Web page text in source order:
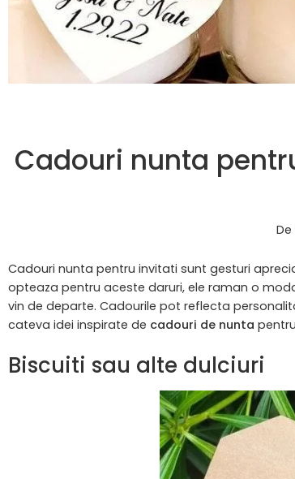
Cadouri nunta
De
Cadouri nunta pentru invitati sunt gesturi
opteaza pentru aceste daruri, ele raman o
vin de departe. Cadourile pot reflecta
cateva idei inspirate de cadouri de nunta pentru
Biscuiti sau alte dulciuri